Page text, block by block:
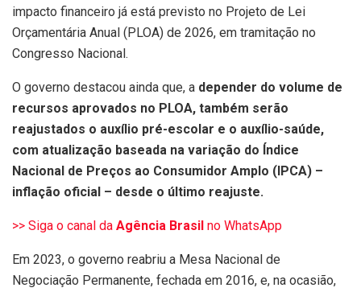
impacto financeiro já está previsto no Projeto de Lei
Orçamentária Anual (PLOA) de 2026, em tramitação no
Congresso Nacional.
O governo destacou ainda que, a depender do volume de
recursos aprovados no PLOA, também serão
reajustados o auxílio pré-escolar e o auxílio-saúde,
com atualização baseada na variação do Índice
Nacional de Preços ao Consumidor Amplo (IPCA) –
inflação oficial – desde o último reajuste.
>> Siga o canal da Agência Brasil no WhatsApp
Em 2023, o governo reabriu a Mesa Nacional de
Negociação Permanente, fechada em 2016, e, na ocasião,